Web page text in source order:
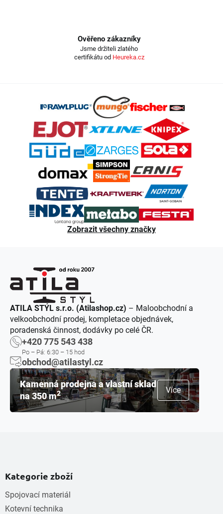
Ověřeno zákazníky
Jsme držiteli zlatého
certifikátu od Heureka.cz
Zobrazit všechny značky
ATILA STÝL s.r.o. (Atilashop.cz) – Maloobchodní a
velkoobchodní prodej, kompletace objednávek,
poradenská činnost, dodávky po celé ČR.
+420 775 543 438
Po – Pá: 6:30 – 15 hod
obchod@atilastyl.cz
Kamenná prodejna a vlastní sklad
na 350 m2 Více
Kategorie zboží
Spojovací materiál
Kotevní technika